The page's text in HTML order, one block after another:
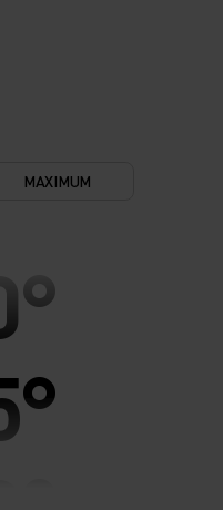
MAXIMUM